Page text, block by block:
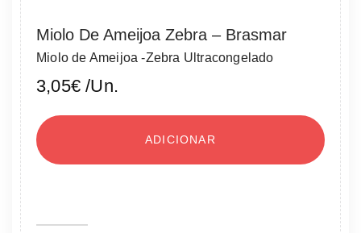
Miolo De Ameijoa Zebra – Brasmar
Miolo de Ameijoa -Zebra Ultracongelado
3,05€ /Un.
ADICIONAR